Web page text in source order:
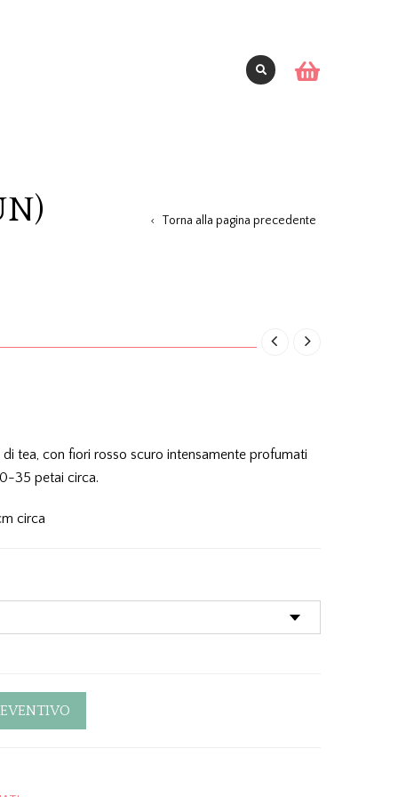
Torna alla pagina precedente
tea, con fiori rosso scuro intensamente profumati
35 petai circa.
circa